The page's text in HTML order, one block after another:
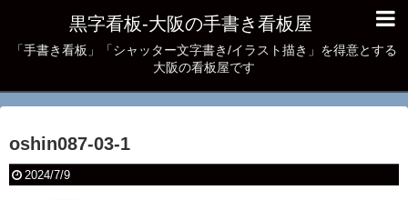
黒字看板‐大阪の手書き看板屋
「手書き看板」「シャッター文字書き/イラスト描き」を得意とする
大阪の看板屋です
oshin087-03-1
2024/7/9